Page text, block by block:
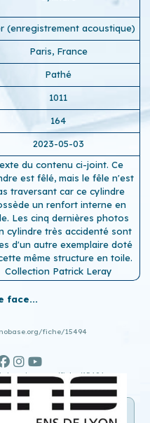
(enregistrement acoustique)
Paris, France
Pathé
1011
164
2023-05-03
du contenu ci-joint. Ce
est fêlé, mais le fêle n'est
traversant car ce cylindre
un renfort interne en
Les cinq dernières photos
cylindre très accidenté sont
d'un autre exemplaire doté
même structure en toile.
Collection Patrick Leray
face...
fiche/15494
fiche/15494